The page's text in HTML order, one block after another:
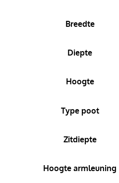
Breedte
Diepte
Hoogte
Type poot
Zitdiepte
Hoogte armleuning